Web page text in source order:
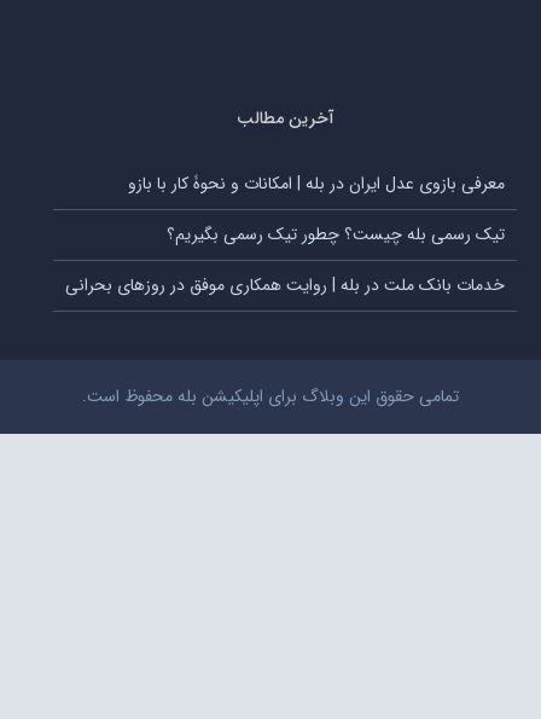
آخرین مطالب
معرفی بازوی عدل ایران در بله | امکانات و نحوۀ کار با بازو
تیک رسمی بله چیست؟ چطور تیک رسمی بگیریم؟
خدمات بانک ملت در بله | روایت همکاری موفق در روزهای بحرانی
تمامی حقوق این وبلاگ برای اپلیکیشن بله محفوظ است.